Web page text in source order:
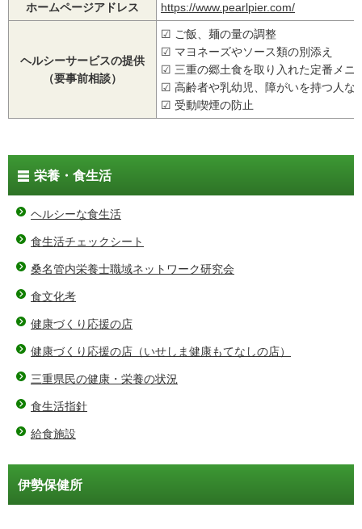
ホームページアドレス https://www.pearlpier.com/
ヘルシーサービスの提供
（要事前相談）
☑ ご飯、麺の量の調整
☑ マヨネーズやソース類の別添え
☑ 三重の郷土食を取り入れた定番メニ
☑ 高齢者や乳幼児、障がいを持つ人な
☑ 受動喫煙の防止
栄養・食生活
ヘルシーな食生活
食生活チェックシート
桑名管内栄養士職域ネットワーク研究会
食文化考
健康づくり応援の店
健康づくり応援の店（いせしま健康もてなしの店）
三重県民の健康・栄養の状況
食生活指針
給食施設
伊勢保健所